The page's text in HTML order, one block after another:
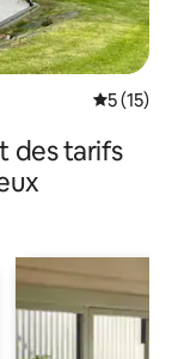
5 (15)
des tarifs